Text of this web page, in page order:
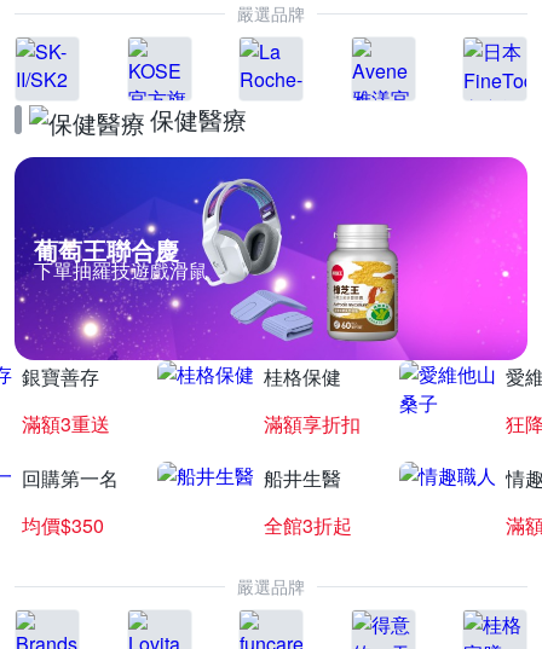
嚴選品牌
保健醫療
葡萄王聯合慶
下單抽羅技遊戲滑鼠
銀寶善存
滿額3重送
桂格保健
滿額享折扣
愛
狂
回購第一名
均價$350
船井生醫
全館3折起
情
滿
嚴選品牌